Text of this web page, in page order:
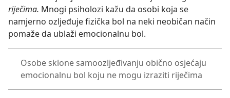
riječima. Mnogi psiholozi kažu da osobi koja se
namjerno ozljeđuje fizička bol na neki neobičan način
pomaže da ublaži emocionalnu bol.
Osobe sklone samoozljeđivanju obično osjećaju
emocionalnu bol koju ne mogu izraziti riječima